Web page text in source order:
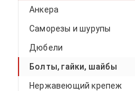
Анкера
Саморезы и шурупы
Дюбели
Болты, гайки, шайбы
Нержавеющий крепеж